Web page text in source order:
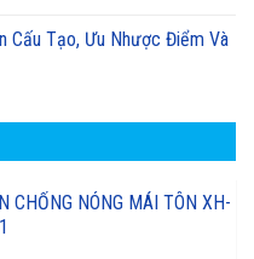
Cấu Tạo, Ưu Nhược Điểm Và
NÓNG MÁI TÔN XH-